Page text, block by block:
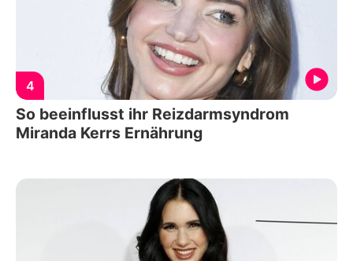
4
So beeinflusst ihr Reizdarmsyndrom
Miranda Kerrs Ernährung